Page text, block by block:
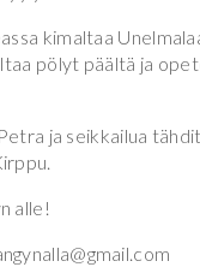
kimaltaa
pölyt päältä ja
ja seikkailua
alle!